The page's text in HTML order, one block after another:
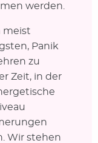
werden.
meist
Panik
zu
Zeit, in der
Wir stehen